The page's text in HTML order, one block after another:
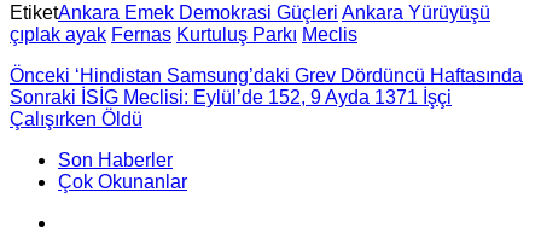
EtiketAnkara Emek Demokrasi Güçleri Ankara Yürüyüşü
çıplak ayak Fernas Kurtuluş Parkı Meclis
Önceki ‘Hindistan Samsung’daki Grev Dördüncü Haftasında
Sonraki İSİG Meclisi: Eylül’de 152, 9 Ayda 1371 İşçi
Çalışırken Öldü
Son Haberler
Çok Okunanlar